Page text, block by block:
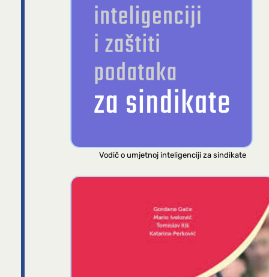
Vodič o umjetnoj inteligenciji za sindikate